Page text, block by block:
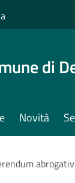
di
Novità